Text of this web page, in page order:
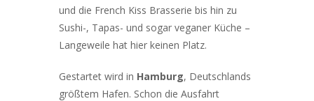
und die French Kiss Brasserie bis hin zu
Sushi-, Tapas- und sogar veganer Küche –
Langeweile hat hier keinen Platz.
Gestartet wird in Hamburg, Deutschlands
größtem Hafen. Schon die Ausfahrt